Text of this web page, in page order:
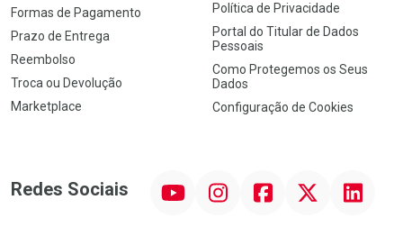
Formas de Pagamento
Prazo de Entrega
Reembolso
Troca ou Devolução
Marketplace
Política de Privacidade
Portal do Titular de Dados
Pessoais
Como Protegemos os Seus
Dados
Configuração de Cookies
Redes Sociais InstagramFacebookTwitter Linkedin